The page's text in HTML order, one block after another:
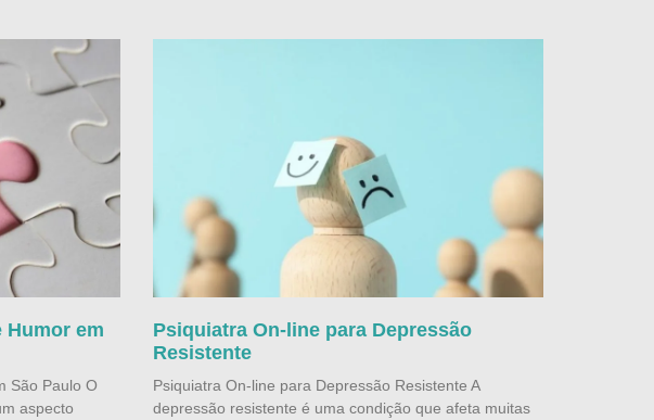
Humor em
São Paulo O
aspecto
Psiquiatra On-line para Depressão
Resistente
Psiquiatra On-line para Depressão Resistente A
depressão resistente é uma condição que afeta muitas